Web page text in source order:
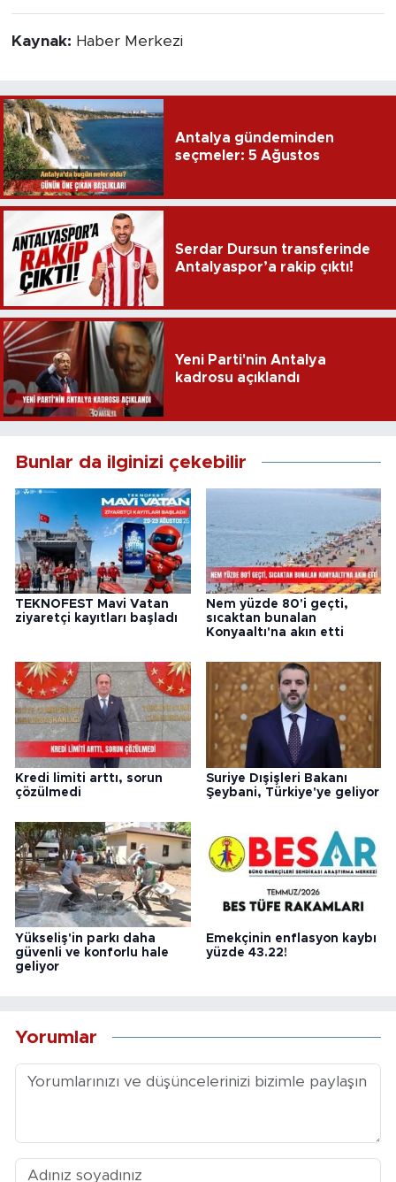
Kaynak: Haber Merkezi
Antalya gündeminden
seçmeler: 5 Ağustos
Serdar Dursun transferinde
Antalyaspor’a rakip çıktı!
Yeni Parti'nin Antalya
kadrosu açıklandı
Bunlar da ilginizi çekebilir
TEKNOFEST Mavi Vatan
ziyaretçi kayıtları başladı
Nem yüzde 80'i geçti,
sıcaktan bunalan
Konyaaltı'na akın etti
Kredi limiti arttı, sorun
çözülmedi
Suriye Dışişleri Bakanı
Şeybani, Türkiye'ye geliyor
Yükseliş'in parkı daha
güvenli ve konforlu hale
geliyor
Emekçinin enflasyon kaybı
yüzde 43.22!
Yorumlar